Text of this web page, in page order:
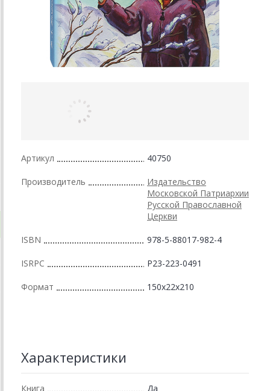
Артикул 40750
Производитель
Издательство
Московской Патриархии
Русской Православной
Церкви
ISBN 978-5-88017-982-4
ISRPC Р23-223-0491
Формат 150x22x210
Характеристики
Книга Да